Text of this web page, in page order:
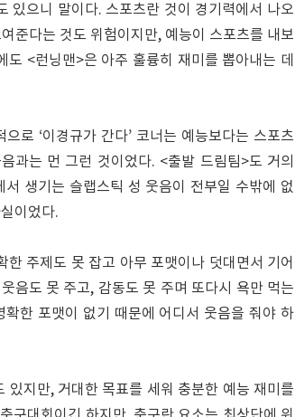
있으니 말이다. 스포츠란 것이 경기력에서 나오
준다는 것도 위험이지만, 예능이 스포츠를 내보
<런닝맨>은 아주 훌륭히 재미를 뽑아내는 데
로 ‘이경규가 간다’ 코너는 예능보다는 스포츠
과는 먼 그런 것이었다. <출발 드림팀>도 거의
생기는 슬랩스틱 성 웃음이 전부일 수밖에 없
이었다.
주제도 못 잡고 아무 포맷이나 덧대면서 기어
음도 못 주고, 감동도 못 주며 또다시 욕만 먹는
한 포맷이 없기 때문에 어디서 웃음을 줘야 하
있지만, 거대한 목표를 세워 충분한 예능 재미를